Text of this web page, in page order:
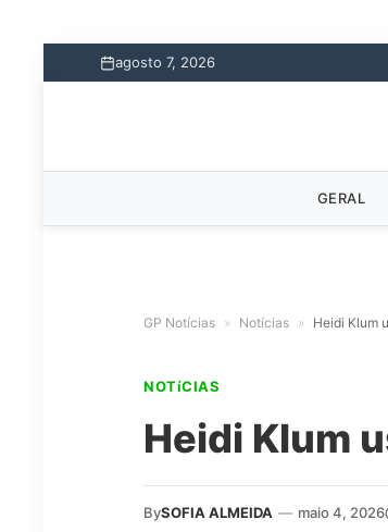
agosto 7, 2026
GERAL
GP Notícias » Notícias » Heidi Klum
NOTíCIAS
Heidi Klum
BySOFIA ALMEIDA — maio 4, 2026